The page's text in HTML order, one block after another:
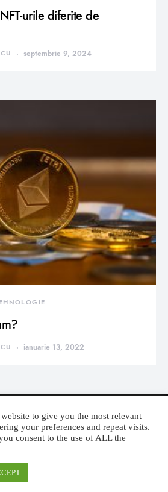
urile diferite de
septembrie 9, 2024
ianuarie 13, 2022
MONDEN
to give you the most relevant
your preferences and repeat visits.
consent to the use of ALL the